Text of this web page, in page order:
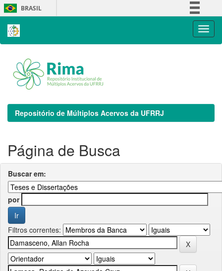
Skip
navigation
BRASIL
Repositório de Múltiplos Acervos da UFRRJ
Página de Busca
Buscar em:
por
Filtros correntes: